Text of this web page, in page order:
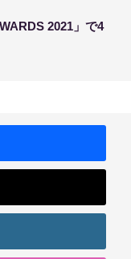
2021」で4